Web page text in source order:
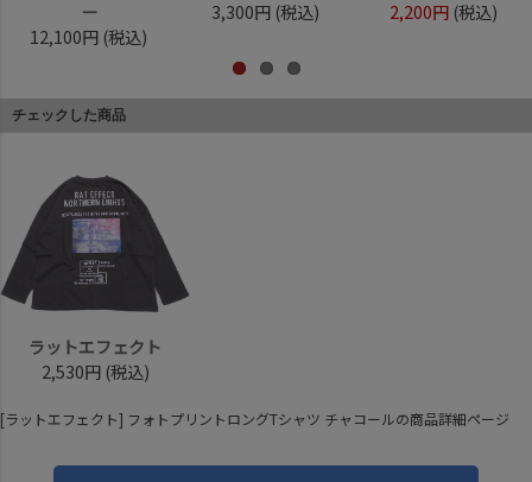
ー
12,100円 (税込)
3,300円 (税込)
2,200円 (税込)
チェックした商品
ラットエフェクト
2,530円 (税込)
[ラットエフェクト] フォトプリントロングTシャツ チャコールの商品詳細ページ